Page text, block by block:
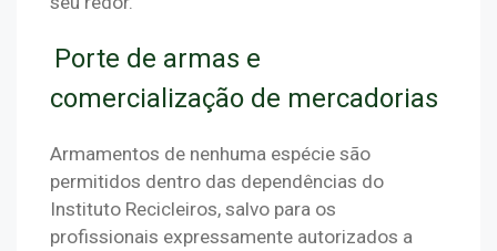
Porte de armas e
comercialização de mercadorias
Armamentos de nenhuma espécie são
permitidos dentro das dependências do
Instituto Recicleiros, salvo para os
profissionais expressamente autorizados a